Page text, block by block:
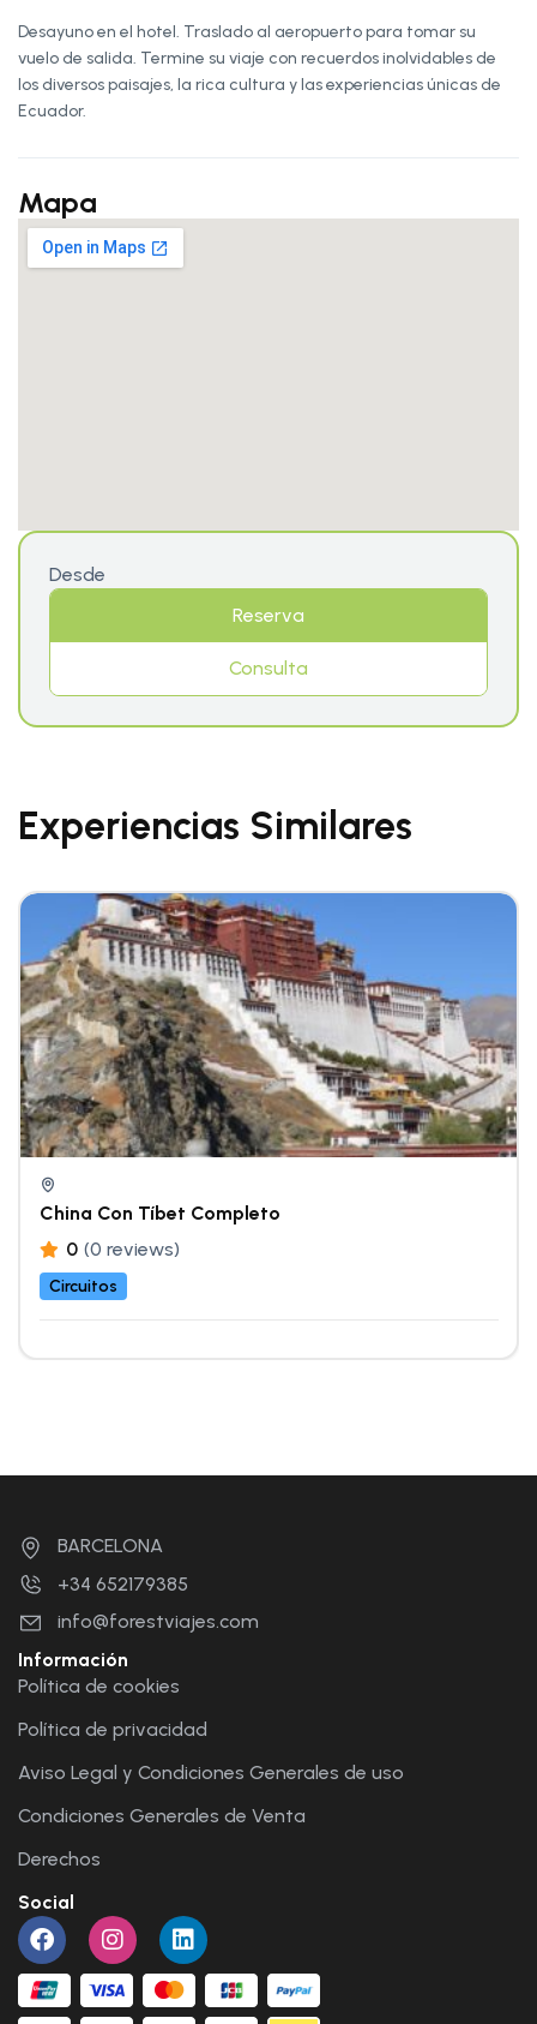
Desayuno en el hotel. Traslado al aeropuerto para tomar su
vuelo de salida. Termine su viaje con recuerdos inolvidables de
los diversos paisajes, la rica cultura y las experiencias únicas de
Ecuador.
Mapa
Desde
Reserva
Consulta
Experiencias Similares
China Con Tíbet Completo
0 (0 reviews)
Circuitos
BARCELONA
+34 652179385
info@forestviajes.com
Información
Política de cookies
Política de privacidad
Aviso Legal y Condiciones Generales de uso
Condiciones Generales de Venta
Derechos
Social